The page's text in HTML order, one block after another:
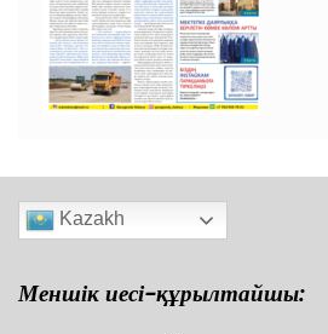
Kazakh
Меншік иесі-құрылтайшы: